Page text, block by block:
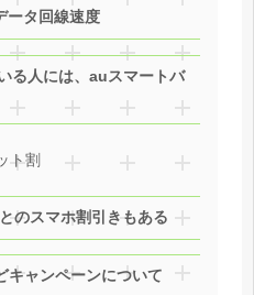
ータ回線速度
る人には、auスマートバ
ト割
のスマホ割引きもある
キャンペーンについて